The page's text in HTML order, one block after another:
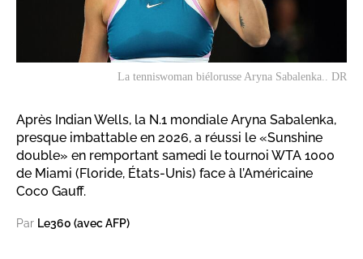
La tenniswoman biélorusse Aryna Sabalenka.. DR
Après Indian Wells, la N.1 mondiale Aryna Sabalenka,
presque imbattable en 2026, a réussi le «Sunshine
double» en remportant samedi le tournoi WTA 1000
de Miami (Floride, États-Unis) face à l’Américaine
Coco Gauff.
Par Le360 (avec AFP)